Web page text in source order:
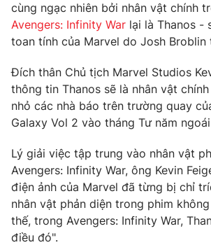
Góc doanh nghiệp
Truyền hình
Phim VTV
Hậu trường
Nhân vật
Khán giả
Giải sao mai
Giải trí
Điện ảnh
Âm nhạc
Đời sống
Du lịch
Làm đẹp
Chất lượng cuộc sống
Giáo dục
Tuyển sinh
Học trực tuyến
Công nghệ
Hitech Công nghệ tương lai
Sản phẩm
Giao lưu trực tuyến
cùng ngạc nhiên bởi nhân vật chính
Avengers: Infinity War lại là Thanos -
toan tính của Marvel do Josh Broblin
Đích thân Chủ tịch Marvel Studios
thông tin Thanos sẽ là nhân vật
nhỏ các nhà báo trên trường quay
Galaxy Vol 2 vào tháng Tư năm
Lý giải việc tập trung vào nhân vật
Avengers: Infinity War, ông Kevin
điện ảnh của Marvel đã từng bị chỉ
nhân vật phản diện trong phim
thế, trong Avengers: Infinity War,
điều đó".